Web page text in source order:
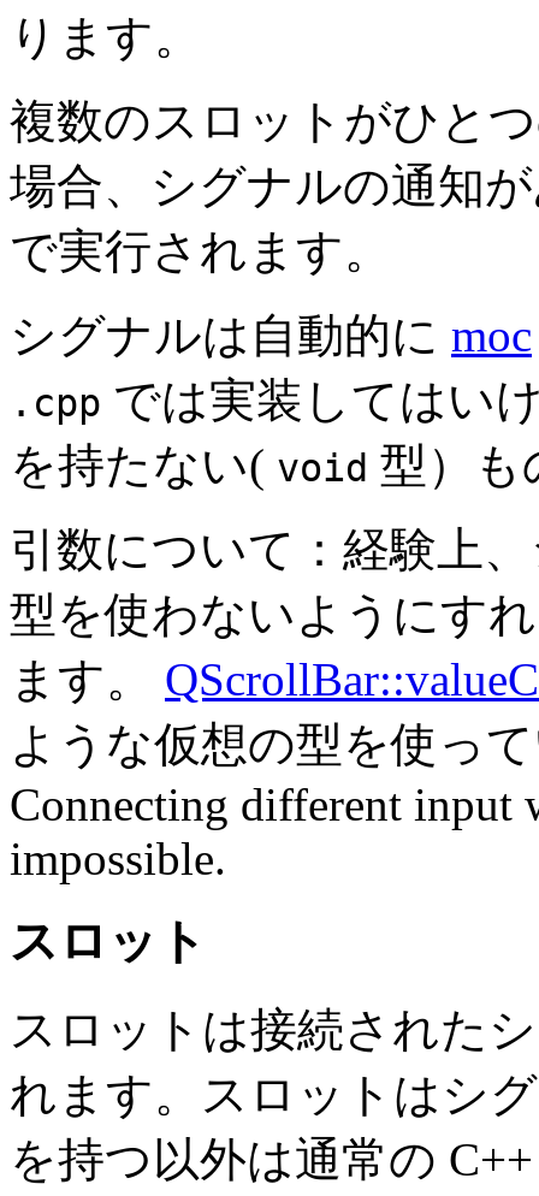
ります。
複数のスロットがひと
場合、シグナルの通知
で実行されます。
シグナルは自動的に moc
.cpp では実装してはい
を持たない( void 型）も
引数について：経験上
型を使わないようにす
ます。
ような仮想の型を使っ
Connecting different input
impossible.
スロット
スロットは接続された
れます。スロットはシ
を持つ以外は通常の